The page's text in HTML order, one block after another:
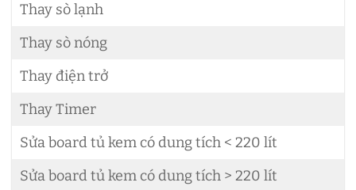
Thay sò lạnh
Thay sò nóng
Thay điện trở
Thay Timer
Sửa board tủ kem có dung tích < 220 lít
Sửa board tủ kem có dung tích > 220 lít